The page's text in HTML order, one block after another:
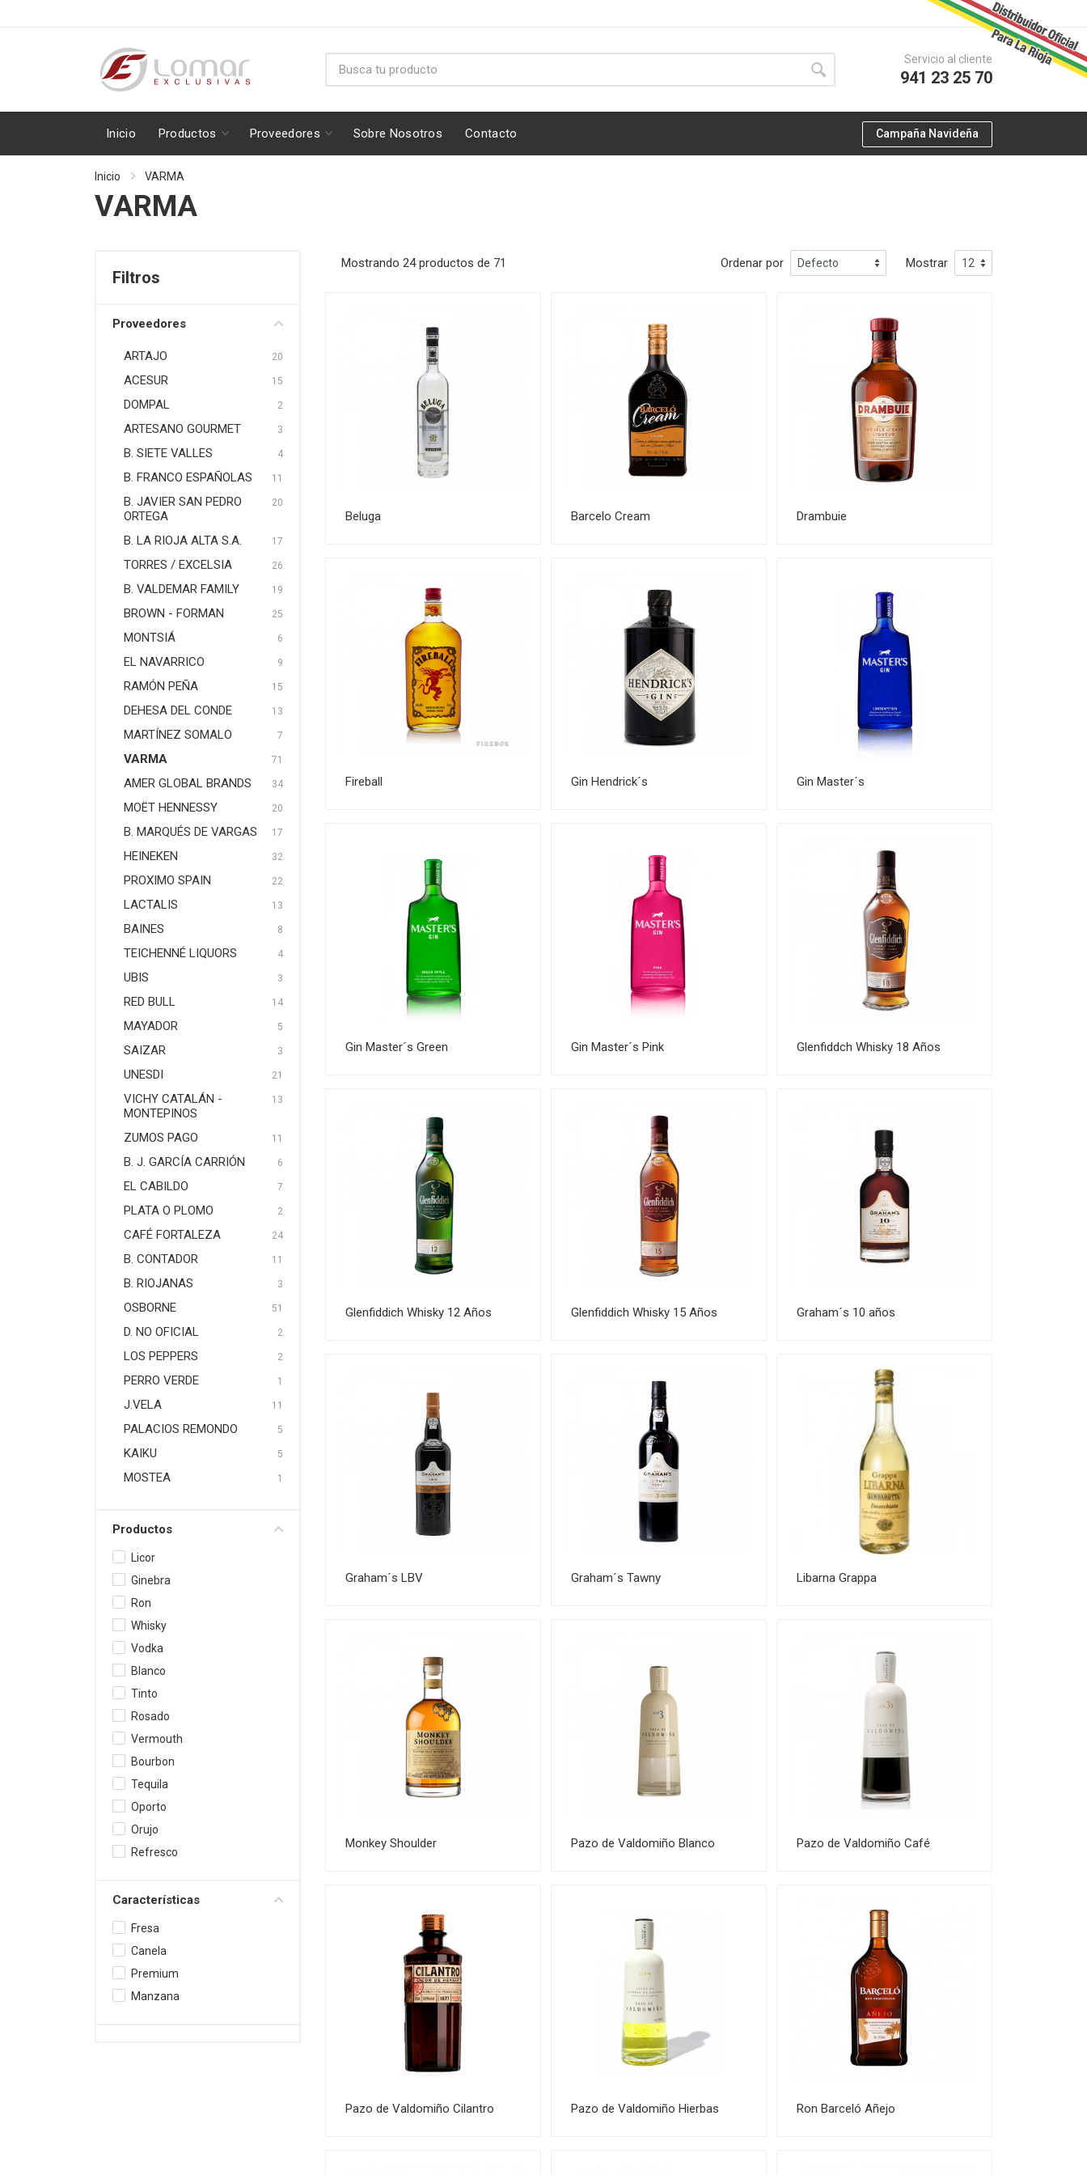
Servicio al cliente
941 23 25 70
Inicio Productos Proveedores Sobre Nosotros Contacto Campaña Navideña
Inicio VARMA
VARMA
Filtros
Proveedores
ARTAJO 20
ACESUR 15
DOMPAL 2
ARTESANO GOURMET 3
B. SIETE VALLES 4
B. FRANCO ESPAÑOLAS 11
B. JAVIER SAN PEDRO
ORTEGA
20
B. LA RIOJA ALTA S.A. 17
TORRES / EXCELSIA 26
B. VALDEMAR FAMILY 19
BROWN - FORMAN 25
MONTSIÁ 6
EL NAVARRICO 9
RAMÓN PEÑA 15
DEHESA DEL CONDE 13
MARTÍNEZ SOMALO 7
VARMA 71
AMER GLOBAL BRANDS 34
MOËT HENNESSY 20
B. MARQUÉS DE VARGAS 17
HEINEKEN 32
PROXIMO SPAIN 22
LACTALIS 13
BAINES 8
TEICHENNÉ LIQUORS 4
UBIS 3
RED BULL 14
MAYADOR 5
SAIZAR 3
UNESDI 21
VICHY CATALÁN -
MONTEPINOS
13
ZUMOS PAGO 11
B. J. GARCÍA CARRIÓN 6
EL CABILDO 7
PLATA O PLOMO 2
CAFÉ FORTALEZA 24
B. CONTADOR 11
B. RIOJANAS 3
OSBORNE 51
D. NO OFICIAL 2
LOS PEPPERS 2
PERRO VERDE 1
J.VELA 11
PALACIOS REMONDO 5
KAIKU 5
MOSTEA 1
Productos
Licor
Ginebra
Ron
Whisky
Vodka
Blanco
Tinto
Rosado
Vermouth
Bourbon
Tequila
Oporto
Orujo
Refresco
Características
Fresa
Canela
Premium
Manzana
Mostrando 24 productos de 71 Ordenar por Mostrar
Beluga Barcelo Cream Drambuie
Fireball Gin Hendrick´s Gin Master´s
Gin Master´s Green Gin Master´s Pink Glenfiddch Whisky 18 Años
Glenfiddich Whisky 12 Años Glenfiddich Whisky 15 Años Graham´s 10 años
Graham´s LBV Graham´s Tawny Libarna Grappa
Monkey Shoulder Pazo de Valdomiño Blanco Pazo de Valdomiño Café
Pazo de Valdomiño Cilantro Pazo de Valdomiño Hierbas Ron Barceló Añejo